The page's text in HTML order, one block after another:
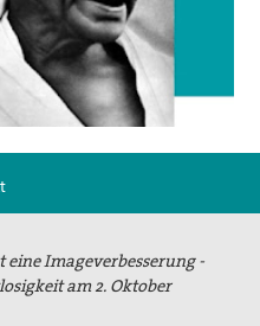
Imageverbesserung -
am 2. Oktober